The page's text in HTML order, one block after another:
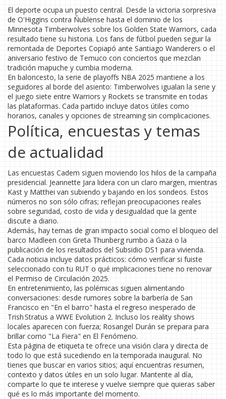
El deporte ocupa un puesto central. Desde la victoria sorpresiva
de O'Higgins contra Ñublense hasta el dominio de los
Minnesota Timberwolves sobre los Golden State Warriors, cada
resultado tiene su historia. Los fans de fútbol pueden seguir la
remontada de Deportes Copiapó ante Santiago Wanderers o el
aniversario festivo de Temuco con conciertos que mezclan
tradición mapuche y cumbia moderna.
En baloncesto, la serie de playoffs NBA 2025 mantiene a los
seguidores al borde del asiento: Timberwolves igualan la serie y
el juego siete entre Warriors y Rockets se transmite en todas
las plataformas. Cada partido incluye datos útiles como
horarios, canales y opciones de streaming sin complicaciones.
Política, encuestas y temas
de actualidad
Las encuestas Cadem siguen moviendo los hilos de la campaña
presidencial. Jeannette Jara lidera con un claro margen, mientras
Kast y Matthei van subiendo y bajando en los sondeos. Estos
números no son sólo cifras; reflejan preocupaciones reales
sobre seguridad, costo de vida y desigualdad que la gente
discute a diario.
Además, hay temas de gran impacto social como el bloqueo del
barco Madleen con Greta Thunberg rumbo a Gaza o la
publicación de los resultados del Subsidio DS1 para vivienda.
Cada noticia incluye datos prácticos: cómo verificar si fuiste
seleccionado con tu RUT o qué implicaciones tiene no renovar
el Permiso de Circulación 2025.
En entretenimiento, las polémicas siguen alimentando
conversaciones: desde rumores sobre la barbería de San
Francisco en "En el barro" hasta el regreso inesperado de
Trish Stratus a WWE Evolution 2. Incluso los reality shows
locales aparecen con fuerza; Rosangel Durán se prepara para
brillar como "La Fiera" en El Fenómeno.
Esta página de etiqueta te ofrece una visión clara y directa de
todo lo que está sucediendo en la temporada inaugural. No
tienes que buscar en varios sitios; aquí encuentras resumen,
contexto y datos útiles en un solo lugar. Mantente al día,
comparte lo que te interese y vuelve siempre que quieras saber
qué es lo más importante del momento.